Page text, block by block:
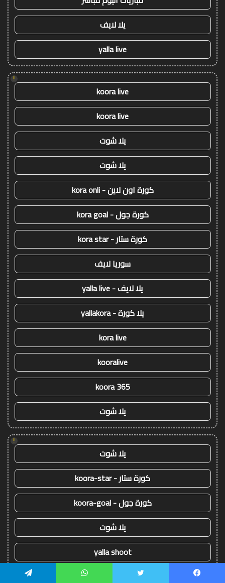
يلا لايف
yalla live
!
koora live
koora live
يلا شوت
يلا شوت
كورة اون لاين - kora onli
كورة جول - kora goal
كورة ستار - kora star
سوريا لايف
يلا لايف - yalla live
يلا كورة - yallakora
kora live
kooralive
koora 365
يلا شوت
!
يلا شوت
كورة ستار - koora-star
كورة جول - koora-goal
يلا شوت
yalla shoot